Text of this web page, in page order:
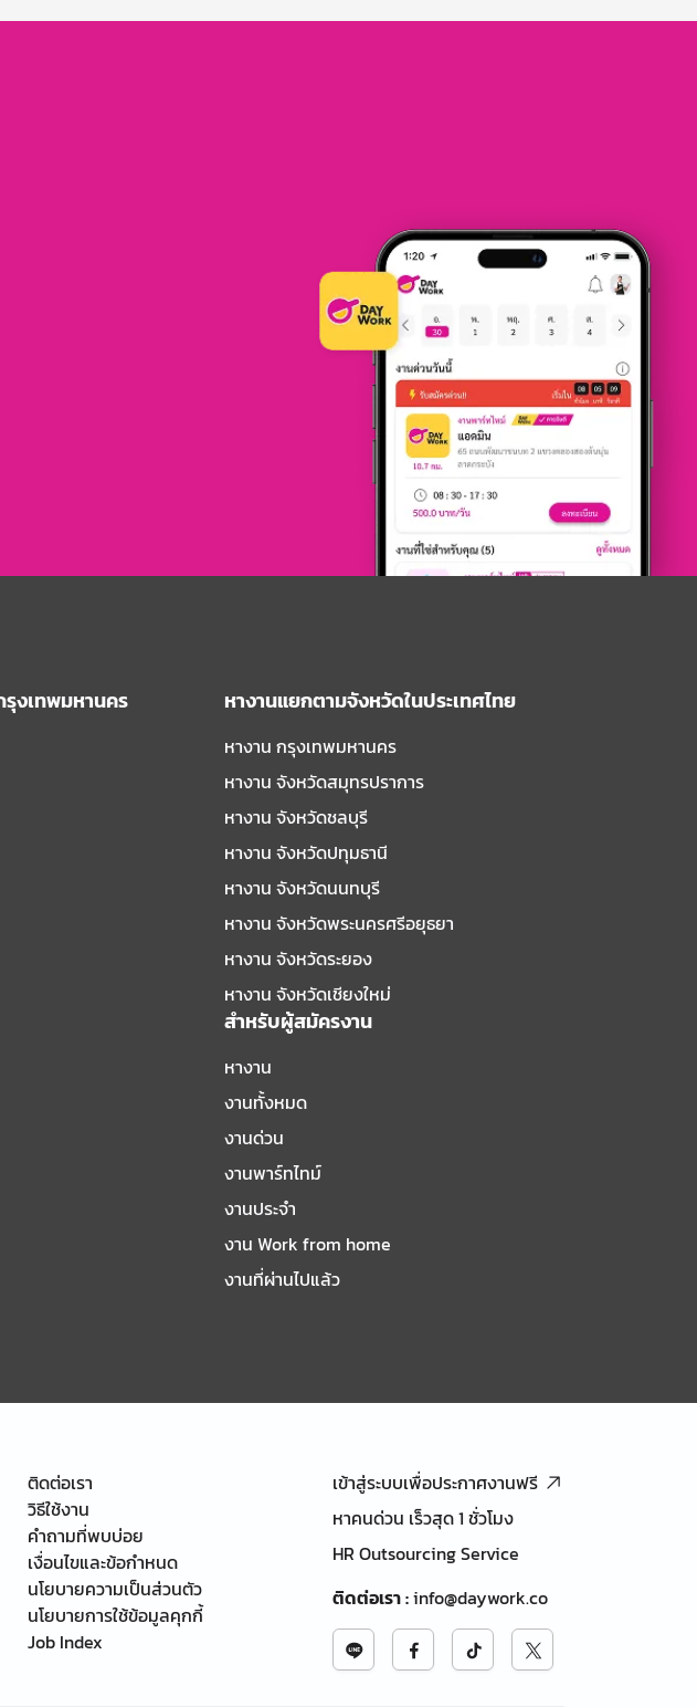
รุงเทพมหานคร หางานแยกตามจังหวัดในประเทศไทย
หางาน กรุงเทพมหานคร
หางาน จังหวัดสมุทรปราการ
หางาน จังหวัดชลบุรี
หางาน จังหวัดปทุมธานี
หางาน จังหวัดนนทบุรี
หางาน จังหวัดพระนครศรีอยุธยา
หางาน จังหวัดระยอง
หางาน จังหวัดเชียงใหม่
สำหรับผู้สมัครงาน
หางาน
งานทั้งหมด
งานด่วน
งานพาร์ทไทม์
งานประจำ
งาน Work from home
งานที่ผ่านไปแล้ว
ติดต่อเรา
วิธีใช้งาน
คำถามที่พบบ่อย
เงื่อนไขและข้อกำหนด
นโยบายความเป็นส่วนตัว
นโยบายการใช้ข้อมูลคุกกี้
Job Index
เข้าสู่ระบบเพื่อประกาศงานฟรี
หาคนด่วน เร็วสุด 1 ชั่วโมง
HR Outsourcing Service
ติดต่อเรา:info@daywork.co